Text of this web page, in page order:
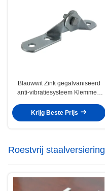
Blauwwit Zink gegalvaniseerd
anti-vibratiesysteem Klemmen
Krijg Beste Prijs
Roestvrij staalversiering